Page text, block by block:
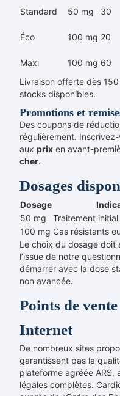
Standard 50 mg 30
Éco
100 mg 20
Maxi
100 mg 60
Livraison offerte dès
stocks disponibles.
Promotions et
Des coupons de
régulièrement.
aux prix en avant-
cher.
Dosages
Dosage
50 mg
Traitement
100 mg Cas résistants
Le choix du dosage doit
l’issue de notre
démarrer avec la dose
non avancée.
Points de
Internet
De nombreux sites
garantissent pas la
plateforme agréée ARS,
légales complètes.